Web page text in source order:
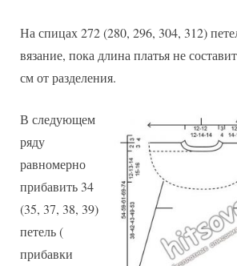
На спицах 272 (280, 296, 304, 312)
вязание, пока длина платья не
см от разделения.
В следующем
ряду
равномерно
прибавить 34
(35, 37, 38, 39)
петель (
прибавки